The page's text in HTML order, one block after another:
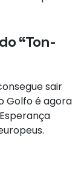
“Ton-
sair
Golfo é agora